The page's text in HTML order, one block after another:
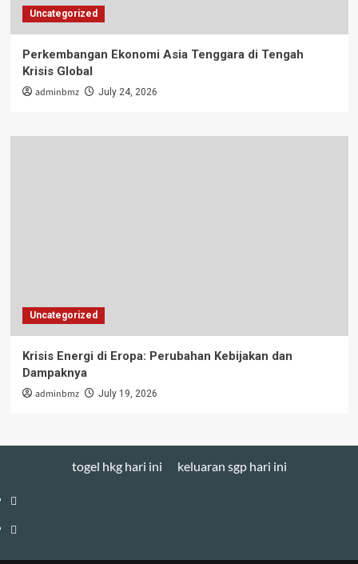
Uncategorized
Perkembangan Ekonomi Asia Tenggara di Tengah
Krisis Global
adminbmz July 24, 2026
Uncategorized
Krisis Energi di Eropa: Perubahan Kebijakan dan
Dampaknya
adminbmz July 19, 2026
togel hkg hari ini keluaran sgp hari ini
togel
hkg
keluaran